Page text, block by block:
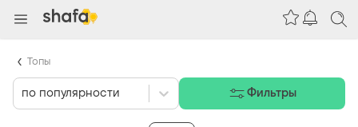
по популярности Фильтры
Топы